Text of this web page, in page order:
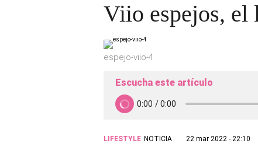
Viio espejos, el
espejo-viio-4
Escucha este artículo
LIFESTYLE NOTICIA
22 mar 2022 - 22:10